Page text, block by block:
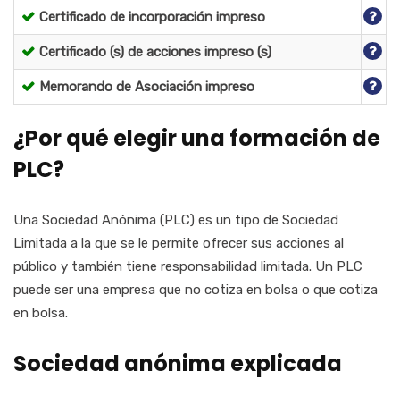
Certificado de incorporación impreso
Certificado (s) de acciones impreso (s)
Memorando de Asociación impreso
¿Por qué elegir una formación de
PLC?
Una Sociedad Anónima (PLC) es un tipo de Sociedad
Limitada a la que se le permite ofrecer sus acciones al
público y también tiene responsabilidad limitada. Un PLC
puede ser una empresa que no cotiza en bolsa o que cotiza
en bolsa.
Sociedad anónima explicada